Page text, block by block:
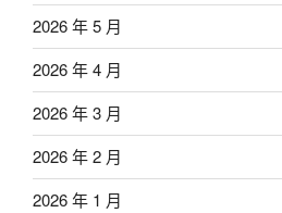
2026 年 5 月
2026 年 4 月
2026 年 3 月
2026 年 2 月
2026 年 1 月